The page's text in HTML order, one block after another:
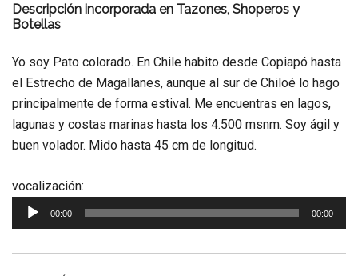
Descripción incorporada en Tazones, Shoperos y
Botellas
Yo soy Pato colorado. En Chile habito desde Copiapó hasta
el Estrecho de Magallanes, aunque al sur de Chiloé lo hago
principalmente de forma estival. Me encuentras en lagos,
lagunas y costas marinas hasta los 4.500 msnm. Soy ágil y
buen volador. Mido hasta 45 cm de longitud.
vocalización:
de
audio
00:00 00:00